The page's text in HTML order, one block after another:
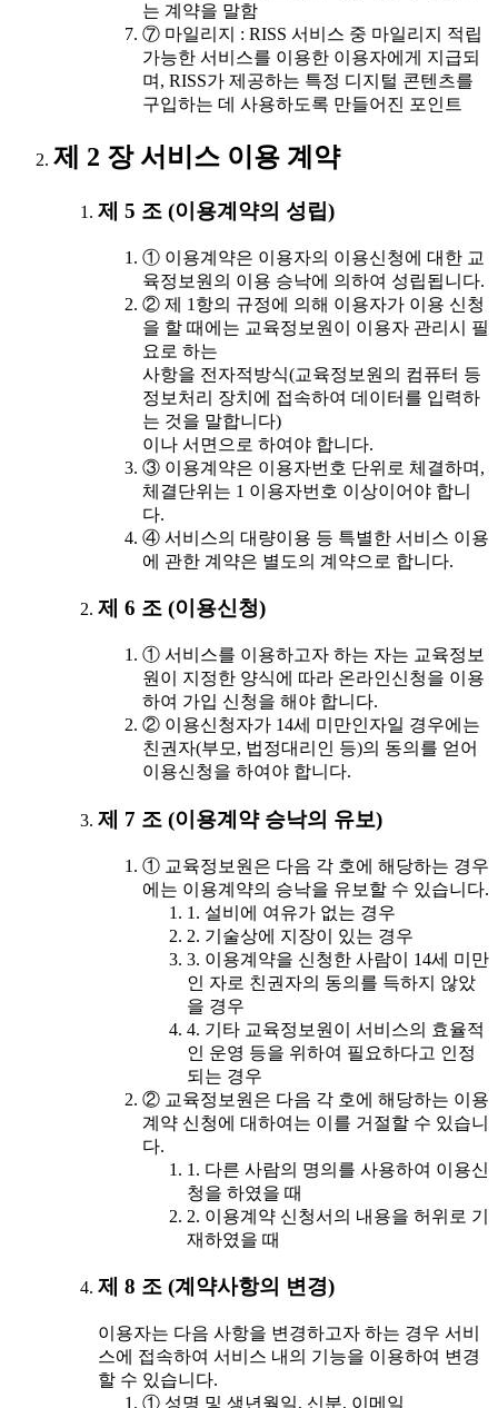
는 계약을 말함
⑦ 마일리지 : RISS 서비스 중 마일리지 적립
가능한 서비스를 이용한 이용자에게 지급되
며, RISS가 제공하는 특정 디지털 콘텐츠를
구입하는 데 사용하도록 만들어진 포인트
제 2 장 서비스 이용 계약
제 5 조 (이용계약의 성립)
① 이용계약은 이용자의 이용신청에 대한 교
육정보원의 이용 승낙에 의하여 성립됩니다.
② 제 1항의 규정에 의해 이용자가 이용 신청
을 할 때에는 교육정보원이 이용자 관리시 필
요로 하는
사항을 전자적방식(교육정보원의 컴퓨터 등
정보처리 장치에 접속하여 데이터를 입력하
는 것을 말합니다)
이나 서면으로 하여야 합니다.
③ 이용계약은 이용자번호 단위로 체결하며,
체결단위는 1 이용자번호 이상이어야 합니
다.
④ 서비스의 대량이용 등 특별한 서비스 이용
에 관한 계약은 별도의 계약으로 합니다.
제 6 조 (이용신청)
① 서비스를 이용하고자 하는 자는 교육정보
원이 지정한 양식에 따라 온라인신청을 이용
하여 가입 신청을 해야 합니다.
② 이용신청자가 14세 미만인자일 경우에는
친권자(부모, 법정대리인 등)의 동의를 얻어
이용신청을 하여야 합니다.
제 7 조 (이용계약 승낙의 유보)
① 교육정보원은 다음 각 호에 해당하는 경우
에는 이용계약의 승낙을 유보할 수 있습니다.
1. 설비에 여유가 없는 경우
2. 기술상에 지장이 있는 경우
3. 이용계약을 신청한 사람이 14세 미만
인 자로 친권자의 동의를 득하지 않았
을 경우
4. 기타 교육정보원이 서비스의 효율적
인 운영 등을 위하여 필요하다고 인정
되는 경우
② 교육정보원은 다음 각 호에 해당하는 이용
계약 신청에 대하여는 이를 거절할 수 있습니
다.
1. 다른 사람의 명의를 사용하여 이용신
청을 하였을 때
2. 이용계약 신청서의 내용을 허위로 기
재하였을 때
제 8 조 (계약사항의 변경)
이용자는 다음 사항을 변경하고자 하는 경우 서비
스에 접속하여 서비스 내의 기능을 이용하여 변경
할 수 있습니다.
① 성명 및 생년월일, 신분, 이메일